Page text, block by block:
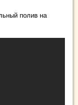
полив на